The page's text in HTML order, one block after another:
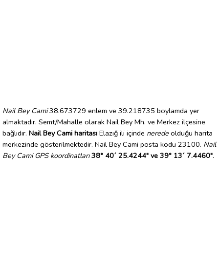
Nail Bey Cami38.673729 enlem ve 39.218735 boylamda yer
almaktadır. Semt/Mahalle olarak Nail Bey Mh. ve Merkez ilçesine
bağlıdır. Nail Bey Cami haritası Elazığ ili içinde nerede olduğu harita
merkezinde gösterilmektedir. Nail Bey Cami posta kodu 23100. Nail
Bey Cami GPS koordinatları 38° 40´ 25.4244" ve 39° 13´ 7.4460".